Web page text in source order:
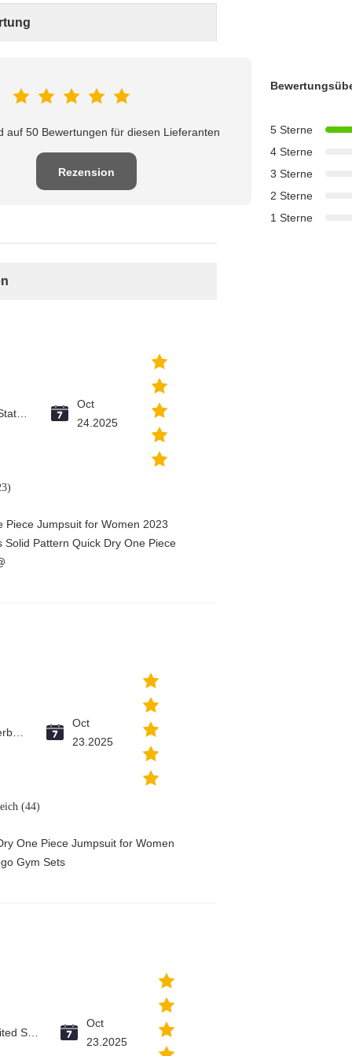
auf 50 Bewertungen für diesen Lieferanten
Rezension
5 Sterne
4 Sterne
3 Sterne
2 Sterne
1 Sterne
Oct
24.2025
Piece Jumpsuit for Women 2023
Pattern Quick Dry One Piece
Oct
23.2025
(44)
One Piece Jumpsuit for Women
Gym Sets
Oct
23.2025